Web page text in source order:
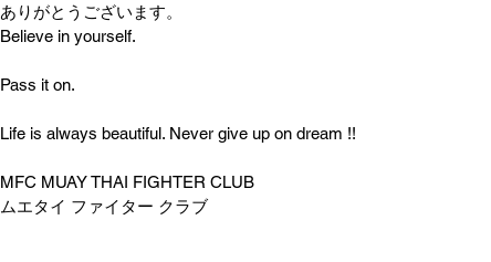
ありがとうございます。
Believe in yourself.
Pass it on.
Life is always beautiful. Never give up on dream !!
MFC MUAY THAI FIGHTER CLUB
ムエタイ ファイター クラブ